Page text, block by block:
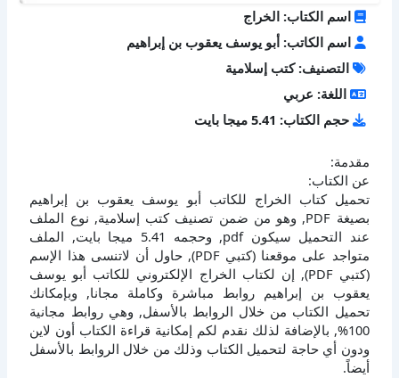
اسم الكتاب: الخراج
اسم الكاتب: أبو يوسف يعقوب بن إبراهيم
التصنيف: كتب إسلامية
اللغة: عربي
حجم الكتاب: 5.41 ميجا بايت
مقدمة:
عن الكتاب:
تحميل كتاب الخراج للكاتب أبو يوسف يعقوب بن إبراهيم
بصيغة PDF, وهو من ضمن تصنيف كتب إسلامية, نوع الملف
عند التحميل سيكون pdf, وحجمه 5.41 ميجا بايت, الملف
متواجد على موقعنا (كتبي PDF), حاول أن لاتنسى هذا الإسم
(كتبي PDF), إن لكتاب الخراج الإلكتروني للكاتب أبو يوسف
يعقوب بن إبراهيم روابط مباشرة وكاملة مجانا, وبإمكانك
تحميل الكتاب من خلال الروابط بالأسفل, وهي روابط مجانية
100%, بالإضافة لذلك نقدم لكم إمكانية قراءة الكتاب أون لاين
ودون أي حاجة لتحميل الكتاب وذلك من خلال الروابط بالأسفل
أيضاً.